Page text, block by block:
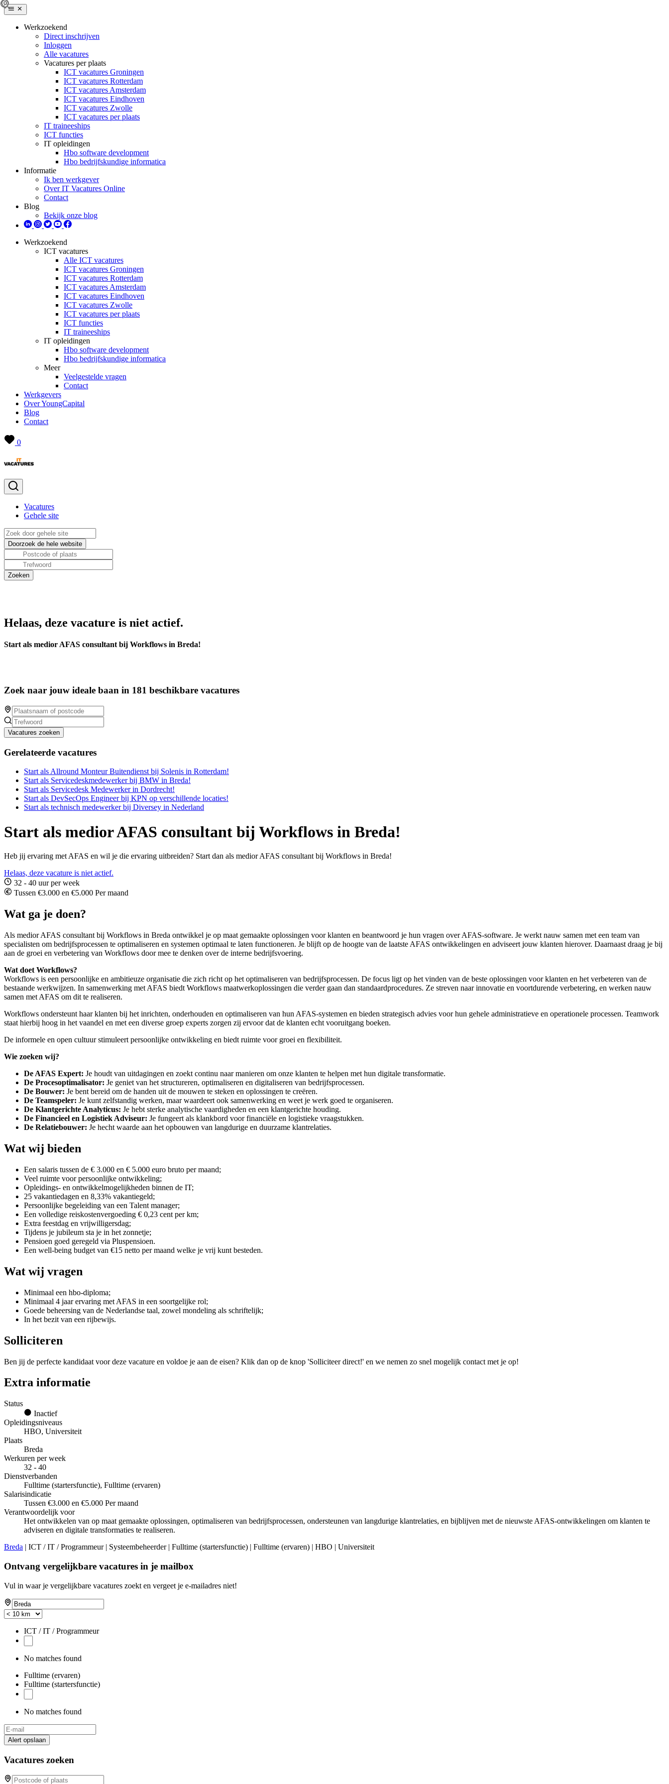
Werkzoekend
Direct inschrijven
Inloggen
Alle vacatures
Vacatures per plaats
ICT vacatures Groningen
ICT vacatures Rotterdam
ICT vacatures Amsterdam
ICT vacatures Eindhoven
ICT vacatures Zwolle
ICT vacatures per plaats
IT traineeships
ICT functies
IT opleidingen
Hbo software development
Hbo bedrijfskundige informatica
Informatie
Ik ben werkgever
Over IT Vacatures Online
Contact
Blog
Bekijk onze blog
Werkzoekend
ICT vacatures
Alle ICT vacatures
ICT vacatures Groningen
ICT vacatures Rotterdam
ICT vacatures Amsterdam
ICT vacatures Eindhoven
ICT vacatures Zwolle
ICT vacatures per plaats
ICT functies
IT traineeships
IT opleidingen
Hbo software development
Hbo bedrijfskundige informatica
Meer
Veelgestelde vragen
Contact
Werkgevers
Over YoungCapital
Blog
Contact
0
Vacatures
Gehele site
Helaas, deze vacature is niet actief.
Start als medior AFAS consultant bij Workflows in Breda!
Zoek naar jouw ideale baan in 181 beschikbare vacatures
Vacatures zoeken
Gerelateerde vacatures
Start als Allround Monteur Buitendienst bij Solenis in Rotterdam!
Start als Servicedeskmedewerker bij BMW in Breda!
Start als Servicedesk Medewerker in Dordrecht!
Start als DevSecOps Engineer bij KPN op verschillende locaties!
Start als technisch medewerker bij Diversey in Nederland
Start als medior AFAS consultant bij Workflows in Breda!
Heb jij ervaring met AFAS en wil je die ervaring uitbreiden? Start dan als medior AFAS consultant bij Workflows in Breda!
Helaas, deze vacature is niet actief.
32 - 40 uur per week
Tussen €3.000 en €5.000 Per maand
Wat ga je doen?
Als medior AFAS consultant bij Workflows in Breda ontwikkel je op maat gemaakte oplossingen voor klanten en beantwoord je hun vragen over AFAS-software. Je werkt nauw samen met een team van
specialisten om bedrijfsprocessen te optimaliseren en systemen optimaal te laten functioneren. Je blijft op de hoogte van de laatste AFAS ontwikkelingen en adviseert jouw klanten hierover. Daarnaast draag je bij
aan de groei en verbetering van Workflows door mee te denken over de interne bedrijfsvoering.
Wat doet Workflows?
Workflows is een persoonlijke en ambitieuze organisatie die zich richt op het optimaliseren van bedrijfsprocessen. De focus ligt op het vinden van de beste oplossingen voor klanten en het verbeteren van de
bestaande werkwijzen. In samenwerking met AFAS biedt Workflows maatwerkoplossingen die verder gaan dan standaardprocedures. Ze streven naar innovatie en voortdurende verbetering, en werken nauw
samen met AFAS om dit te realiseren.
Workflows ondersteunt haar klanten bij het inrichten, onderhouden en optimaliseren van hun AFAS-systemen en bieden strategisch advies voor hun gehele administratieve en operationele processen. Teamwork
staat hierbij hoog in het vaandel en met een diverse groep experts zorgen zij ervoor dat de klanten echt vooruitgang boeken.
De informele en open cultuur stimuleert persoonlijke ontwikkeling en biedt ruimte voor groei en flexibiliteit.
Wie zoeken wij?
De AFAS Expert: Je houdt van uitdagingen en zoekt continu naar manieren om onze klanten te helpen met hun digitale transformatie.
De Procesoptimalisator: Je geniet van het structureren, optimaliseren en digitaliseren van bedrijfsprocessen.
De Bouwer: Je bent bereid om de handen uit de mouwen te steken en oplossingen te creëren.
De Teamspeler: Je kunt zelfstandig werken, maar waardeert ook samenwerking en weet je werk goed te organiseren.
De Klantgerichte Analyticus: Je hebt sterke analytische vaardigheden en een klantgerichte houding.
De Financieel en Logistiek Adviseur: Je fungeert als klankbord voor financiële en logistieke vraagstukken.
De Relatiebouwer: Je hecht waarde aan het opbouwen van langdurige en duurzame klantrelaties.
Wat wij bieden
Een salaris tussen de € 3.000 en € 5.000 euro bruto per maand;
Veel ruimte voor persoonlijke ontwikkeling;
Opleidings- en ontwikkelmogelijkheden binnen de IT;
25 vakantiedagen en 8,33% vakantiegeld;
Persoonlijke begeleiding van een Talent manager;
Een volledige reiskostenvergoeding € 0,23 cent per km;
Extra feestdag en vrijwilligersdag;
Tijdens je jubileum sta je in het zonnetje;
Pensioen goed geregeld via Pluspensioen.
Een well-being budget van €15 netto per maand welke je vrij kunt besteden.
Wat wij vragen
Minimaal een hbo-diploma;
Minimaal 4 jaar ervaring met AFAS in een soortgelijke rol;
Goede beheersing van de Nederlandse taal, zowel mondeling als schriftelijk;
In het bezit van een rijbewijs.
Solliciteren
Ben jij de perfecte kandidaat voor deze vacature en voldoe je aan de eisen? Klik dan op de knop 'Solliciteer direct!' en we nemen zo snel mogelijk contact met je op!
Extra informatie
Status
Inactief
Opleidingsniveaus
HBO, Universiteit
Plaats
Breda
Werkuren per week
32 - 40
Dienstverbanden
Fulltime (startersfunctie), Fulltime (ervaren)
Salarisindicatie
Tussen €3.000 en €5.000 Per maand
Verantwoordelijk voor
Het ontwikkelen van op maat gemaakte oplossingen, optimaliseren van bedrijfsprocessen, ondersteunen van langdurige klantrelaties, en bijblijven met de nieuwste AFAS-ontwikkelingen om klanten te
adviseren en digitale transformaties te realiseren.
Breda | ICT / IT / Programmeur | Systeembeheerder | Fulltime (startersfunctie) | Fulltime (ervaren) | HBO | Universiteit
Ontvang vergelijkbare vacatures in je mailbox
Vul in waar je vergelijkbare vacatures zoekt en vergeet je e-mailadres niet!
ICT / IT / Programmeur
No matches found
Fulltime (ervaren)
Fulltime (startersfunctie)
No matches found
Alert opslaan
Vacatures zoeken